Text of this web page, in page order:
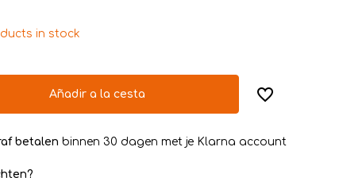
in stock
Añadir a la cesta
betalen binnen 30 dagen met je Klarna account